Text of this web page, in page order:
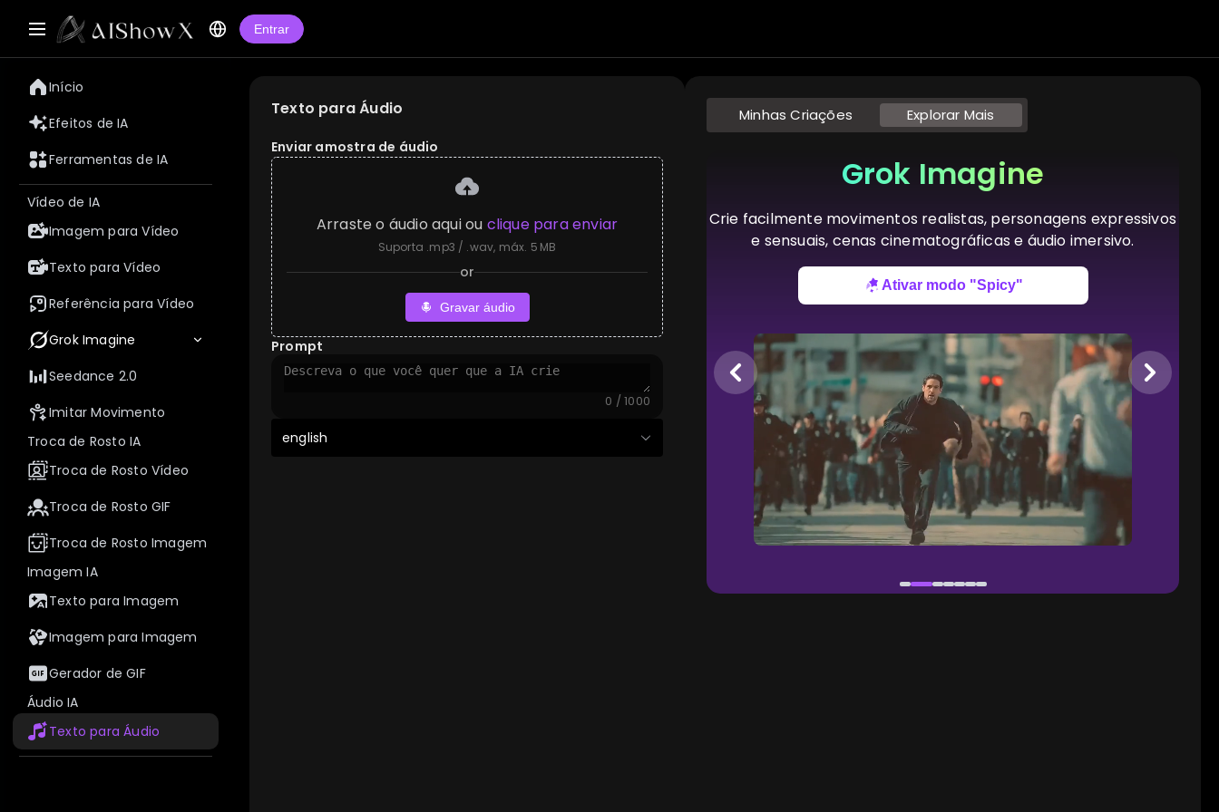
Entrar
Início
Efeitos de IA
Ferramentas de IA
Vídeo de IA
Imagem para Vídeo
Texto para Vídeo
Referência para Vídeo
Grok Imagine
Seedance 2.0
Imitar Movimento
Troca de Rosto IA
Troca de Rosto Vídeo
Troca de Rosto GIF
Troca de Rosto Imagem
Imagem IA
Texto para Imagem
Imagem para Imagem
Gerador de GIF
Áudio IA
Texto para Áudio
Texto para Áudio
Enviar amostra de áudio
Arraste o áudio aqui ou clique para enviar
Suporta .mp3 / .wav, máx. 5 MB
or
Gravar áudio
Prompt
0 / 1000
english
Minhas Criações Explorar Mais
Grok Imagine
Crie facilmente movimentos realistas, personagens expressivos
e sensuais, cenas cinematográficas e áudio imersivo.
Ativar modo "Spicy"